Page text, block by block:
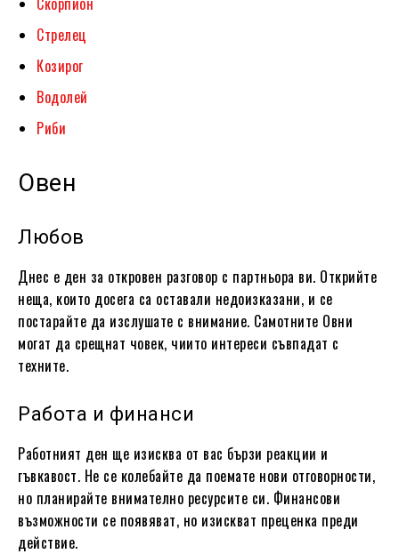
Стрелец
Козирог
Водолей
Риби
Овен
Любов
Днес е ден за откровен разговор с партньора ви. Открийте
неща, които досега са оставали недоизказани, и се
постарайте да изслушате с внимание. Самотните Овни
могат да срещнат човек, чиито интереси съвпадат с
техните.
Работа и финанси
Работният ден ще изисква от вас бързи реакции и
гъвкавост. Не се колебайте да поемате нови отговорности,
но планирайте внимателно ресурсите си. Финансови
възможности се появяват, но изискват преценка преди
действие.